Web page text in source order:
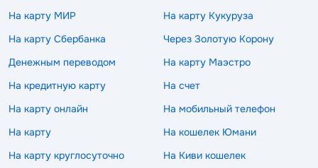
На карту МИР
На карту Кукуруза
На карту Сбербанка
Через Золотую Корону
Денежным переводом
На карту Маэстро
На кредитную карту
На счет
На карту онлайн
На мобильный телефон
На карту
На кошелек Юмани
На карту круглосуточно
На Киви кошелек